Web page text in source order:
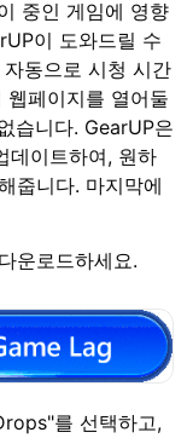
중인 게임에 영향
이 도와드릴 수
동으로 시청 시간
페이지를 열어둘
습니다. GearUP은
데이트하여, 원하
줍니다. 마지막에
운로드하세요.
를 선택하고,